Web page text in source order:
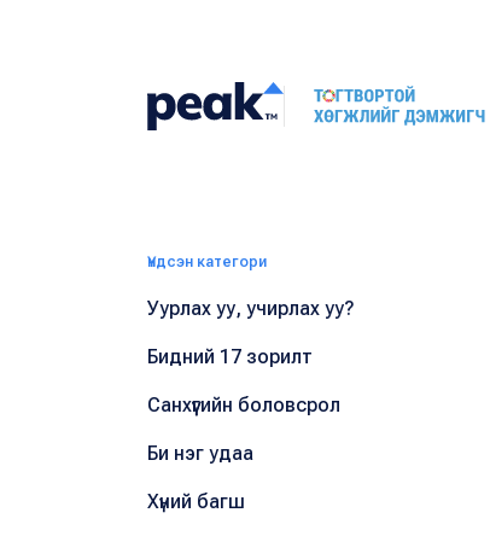
Үндсэн категори
Уурлах уу, учирлах уу?
Бидний 17 зорилт
Санхүүгийн боловсрол
Би нэг удаа
Хүний багш